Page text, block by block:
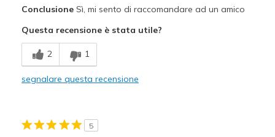
Comfortable
Durable
Casual Wear
ConclusioneSì, mi sento di raccomandare ad un amico
Questa recensione è stata utile?
2 1
segnalare questa recensione
5